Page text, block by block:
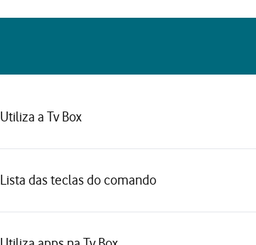
Utiliza a Tv Box
Lista das teclas do comando